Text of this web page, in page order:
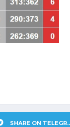
SHARE ON TELEGRAM